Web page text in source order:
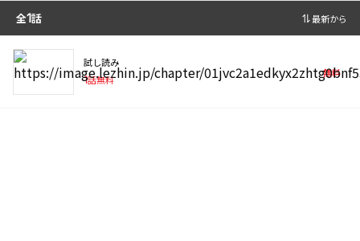
全1話 最新から
試し読み
1話無料
無料